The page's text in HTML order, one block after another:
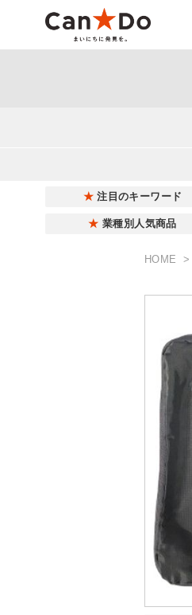
注目のキーワード
業種別人気商品
HOME